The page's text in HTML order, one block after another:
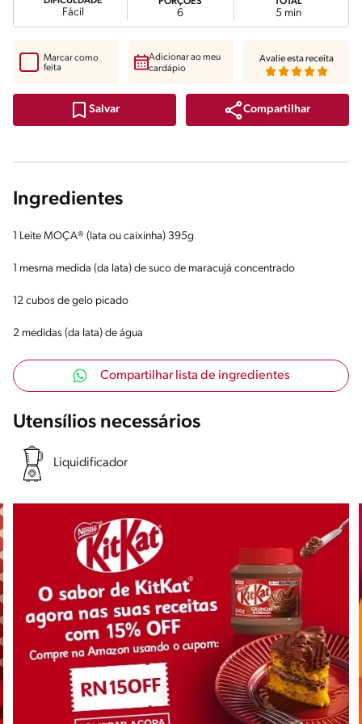
Fácil 6 5 min
Salvar Compartilhar
Marcar como
feita
Adicionar ao meu
cardápio
Avalie esta receita
Ingredientes
1 Leite MOÇA® (lata ou caixinha) 395g
1 mesma medida (da lata) de suco de maracujá concentrado
12 cubos de gelo picado
2 medidas (da lata) de água
Compartilhar lista de ingredientes
Utensílios necessários
Liquidificador